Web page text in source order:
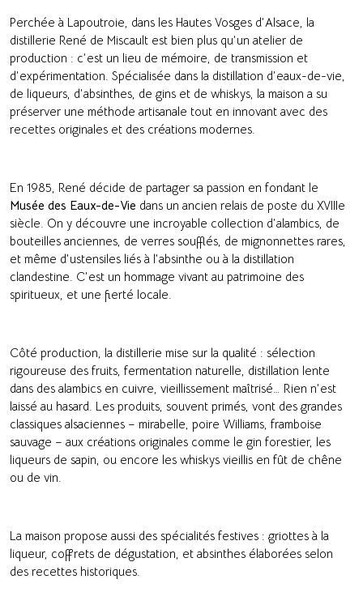
Perchée à Lapoutroie, dans les Hautes Vosges d’Alsace, la
distillerie René de Miscault est bien plus qu’un atelier de
production : c’est un lieu de mémoire, de transmission et
d’expérimentation. Spécialisée dans la distillation d’eaux-de-vie,
de liqueurs, d’absinthes, de gins et de whiskys, la maison a su
préserver une méthode artisanale tout en innovant avec des
recettes originales et des créations modernes.
En 1985, René décide de partager sa passion en fondant le
Musée des Eaux-de-Vie dans un ancien relais de poste du XVIIIe
siècle. On y découvre une incroyable collection d’alambics, de
bouteilles anciennes, de verres soufflés, de mignonnettes rares,
et même d’ustensiles liés à l’absinthe ou à la distillation
clandestine. C’est un hommage vivant au patrimoine des
spiritueux, et une fierté locale.
Côté production, la distillerie mise sur la qualité : sélection
rigoureuse des fruits, fermentation naturelle, distillation lente
dans des alambics en cuivre, vieillissement maîtrisé… Rien n’est
laissé au hasard. Les produits, souvent primés, vont des grandes
classiques alsaciennes – mirabelle, poire Williams, framboise
sauvage – aux créations originales comme le gin forestier, les
liqueurs de sapin, ou encore les whiskys vieillis en fût de chêne
ou de vin.
La maison propose aussi des spécialités festives : griottes à la
liqueur, coffrets de dégustation, et absinthes élaborées selon
des recettes historiques.